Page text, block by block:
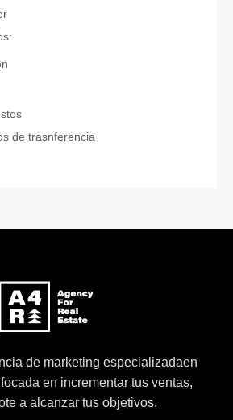
de trasnferencia
de marketing especializadaen
en incrementar tus ventas,
a alcanzar tus objetivos.